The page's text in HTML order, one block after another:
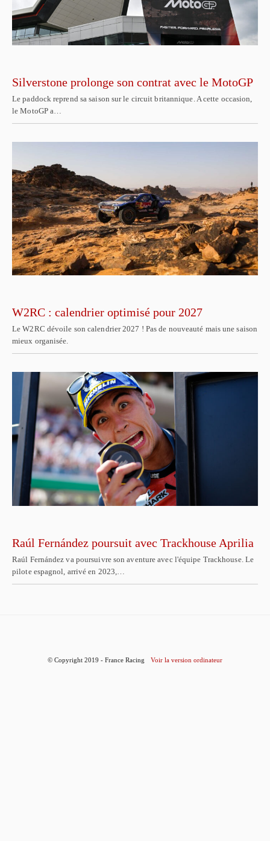
Silverstone prolonge son contrat avec le MotoGP
Le paddock reprend sa saison sur le circuit britannique. A cette occasion,
le MotoGP a…
W2RC : calendrier optimisé pour 2027
Le W2RC dévoile son calendrier 2027 ! Pas de nouveauté mais une saison
mieux organisée.
Raúl Fernández poursuit avec Trackhouse Aprilia
Raúl Fernández va poursuivre son aventure avec l'équipe Trackhouse. Le
pilote espagnol, arrivé en 2023,…
© Copyright 2019 - France Racing Voir la version ordinateur